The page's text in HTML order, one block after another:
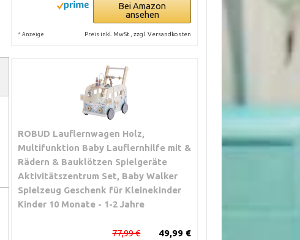
Bei Amazon
ansehen
* Anzeige Preis inkl. MwSt., zzgl. Versandkosten
ROBUD Lauflernwagen Holz,
Multifunktion Baby Lauflernhilfe mit &
Rädern & Bauklötzen Spielgeräte
Aktivitätszentrum Set, Baby Walker
Spielzeug Geschenk für Kleinekinder
Kinder 10 Monate - 1-2 Jahre
49,99 €
77,99 €